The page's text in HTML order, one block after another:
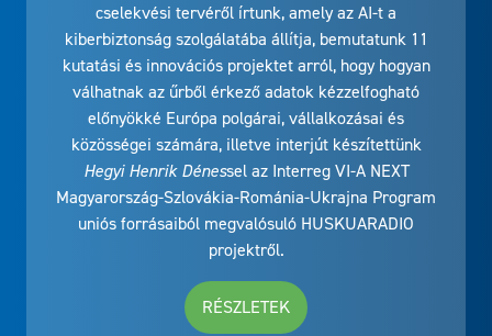
cselekvési tervéről írtunk, amely az AI-t a
kiberbiztonság szolgálatába állítja, bemutatunk 11
kutatási és innovációs projektet arról, hogy hogyan
válhatnak az űrből érkező adatok kézzelfogható
előnyökké Európa polgárai, vállalkozásai és
közösségei számára, illetve interjút készítettünk
Hegyi Henrik Dénessel az Interreg VI-A NEXT
Magyarország-Szlovákia-Románia-Ukrajna Program
uniós forrásaiból megvalósuló HUSKUARADIO
projektről.
RÉSZLETEK